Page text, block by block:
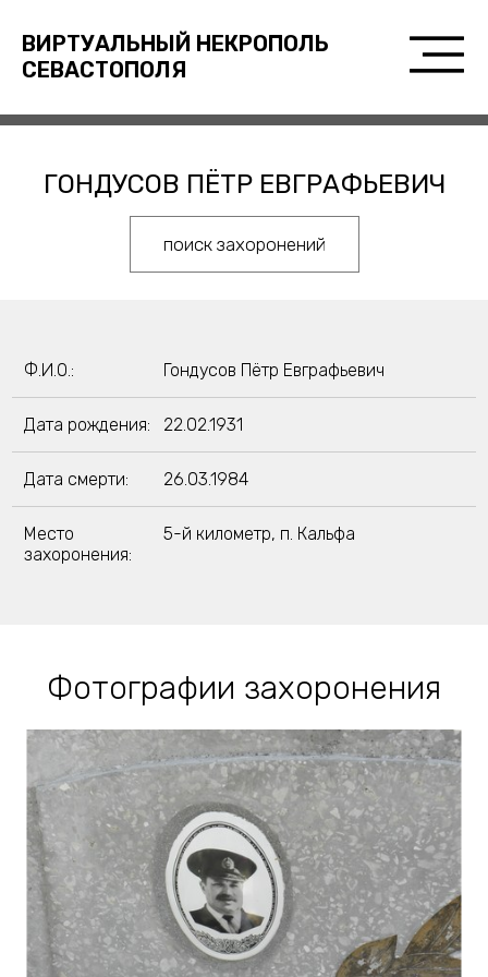
ВИРТУАЛЬНЫЙ НЕКРОПОЛЬ
СЕВАСТОПОЛЯ
ГОНДУСОВ ПЁТР ЕВГРАФЬЕВИЧ
поиск захоронений
Ф.И.О.: Гондусов Пётр Евграфьевич
Дата рождения: 22.02.1931
Дата смерти: 26.03.1984
Место
захоронения:
5-й километр, п. Кальфа
Фотографии захоронения